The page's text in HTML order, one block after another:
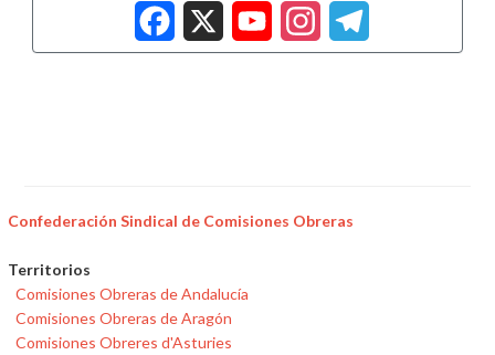
Confederación Sindical de Comisiones Obreras
Territorios
Comisiones Obreras de Andalucía
Comisiones Obreras de Aragón
Comisiones Obreres d'Asturies